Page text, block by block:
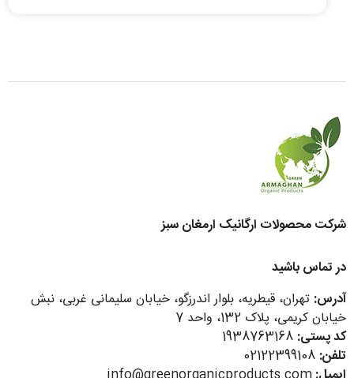
شرکت محصولات ارگانیک ارمغان سبز
در تماس باشید
آدرس: تهران، قیطریه، بلوار اندرزگو، خیابان سلیمانی غربی، نبش
خیابان کریمی، پلاک 132، واحد 7
کد پستی:
تلفن: